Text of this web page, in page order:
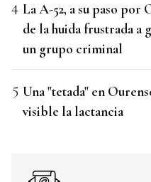
La A-52, a su paso por
de la huida frustrada a
un grupo criminal
Una "tetada" en
visible la lactancia